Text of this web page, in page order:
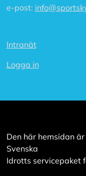
A
e
p
t
e
c
o
o
k
e-post:
Intranät
Logga in
Den här hemsidan
Svenska
Idrotts servicepaket